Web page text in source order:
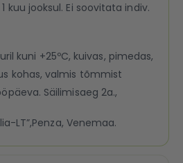
kuu jooksul. Ei soovitata indiv.
kuni +25ºC, kuivas, pimedas,
kohas, valmis tõmmist
Säilimisaeg 2a.,
LT”,Penza, Venemaa.